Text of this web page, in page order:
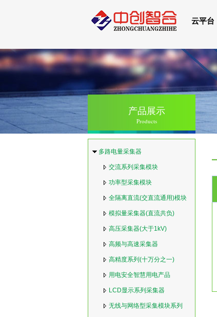
云平台
产品展示
Products
多路电量采集器
交流系列采集模块
功率型采集模块
全隔离直流(交直流通用)模块
模拟量采集器(直流共负)
高压采集器(大于1kV)
高频与高速采集器
高精度系列(十万分之一)
用电安全智慧用电产品
LCD显示系列采集器
无线与网络型采集模块系列